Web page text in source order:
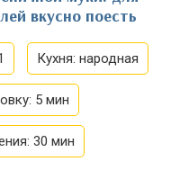
вкусно поесть
Кухня: народная
5 мин
30 мин